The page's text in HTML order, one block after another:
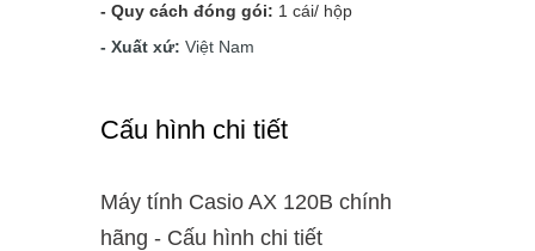
- Quy cách đóng gói: 1 cái/ hộp
- Xuất xứ: Việt Nam
Cấu hình chi tiết
Máy tính Casio AX 120B chính
hãng - Cấu hình chi tiết